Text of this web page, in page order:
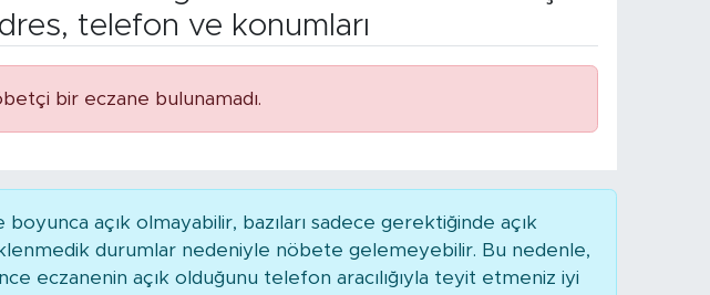
telefon ve konumları
bir eczane bulunamadı.
açık olmayabilir, bazıları sadece gerektiğinde açık
durumlar nedeniyle nöbete gelemeyebilir. Bu nedenle,
eczanenin açık olduğunu telefon aracılığıyla teyit etmeniz iyi